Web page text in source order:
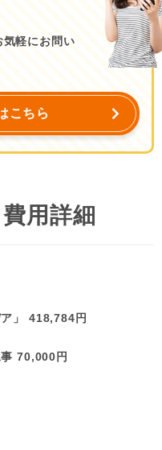
気軽にお問い
こちら
用詳細
」 418,784円
70,000円